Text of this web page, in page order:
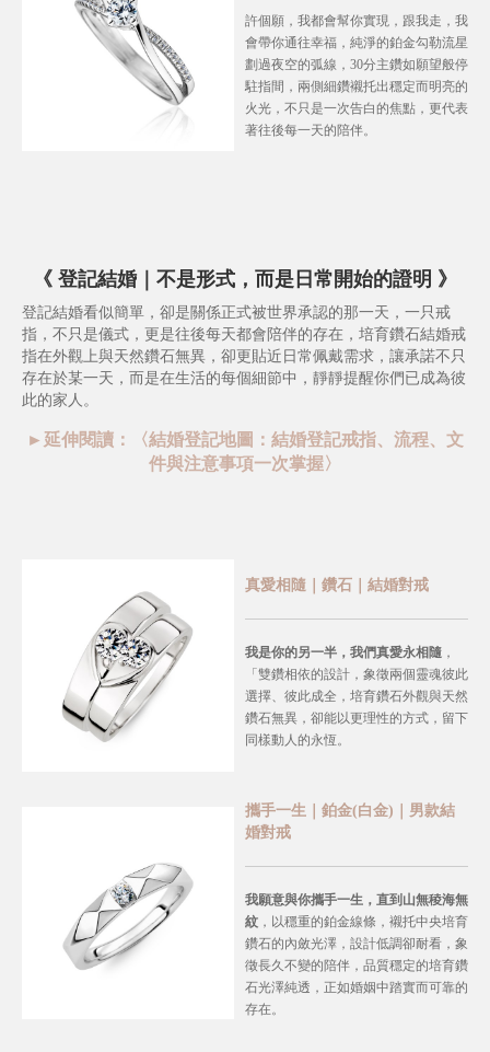
許個願，我都會幫你實現，跟我走，我
會帶你通往幸福， 純淨的鉑金勾勒流星
劃過夜空的弧線，30分主鑽如願望般停
駐指間，兩側細鑽襯托出穩定而明亮的
火光，不只是一次告白的焦點，更代表
著往後每一天的陪伴。
《 登記結婚 不是形式，而是日常開始的證明 》
登記結婚看似簡單，卻是關係正式被世界承認的那一天，一只戒
指，不只是儀式，更是往後每天都會陪伴的存在，培育鑽石結婚戒
指在外觀上與天然鑽石無異，卻更貼近日常佩戴需求，讓承諾不只
存在於某一天，而是在生活的每個細節中，靜靜提醒你們已成為彼
此的家人。
►延伸閱讀：〈結婚登記地圖：結婚登記戒指、流程、文
件與注意事項一次掌握〉
真愛相隨｜鑽石｜結婚對戒
我是你的另一半，我們真愛永相隨 ，
「雙鑽相依的設計，象徵兩個靈魂彼此
選擇、彼此成全，培育鑽石外觀與天然
鑽石無異，卻能以更理性的方式，留下
同樣動人的永恆。
攜手一生｜鉑金(白金)｜男款結
婚對戒
我願意與你攜手一生，直到山無稜海無
紋 ， 以穩重的鉑金線條，襯托中央培育
鑽石的內斂光澤，設計低調卻耐看，象
徵長久不變的陪伴，品質穩定的培育鑽
石光澤純透，正如婚姻中踏實而可靠的
存在。